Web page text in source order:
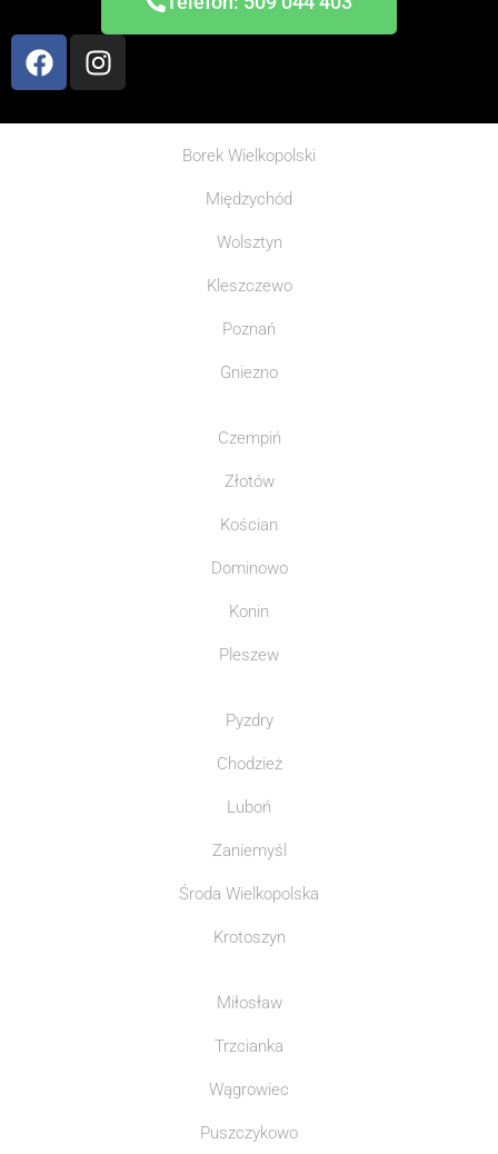
Borek Wielkopolski
Międzychód
Wolsztyn
Kleszczewo
Poznań
Gniezno
Czempiń
Złotów
Kościan
Dominowo
Konin
Pleszew
Pyzdry
Chodzież
Luboń
Zaniemyśl
Środa Wielkopolska
Krotoszyn
Miłosław
Trzcianka
Wągrowiec
Puszczykowo